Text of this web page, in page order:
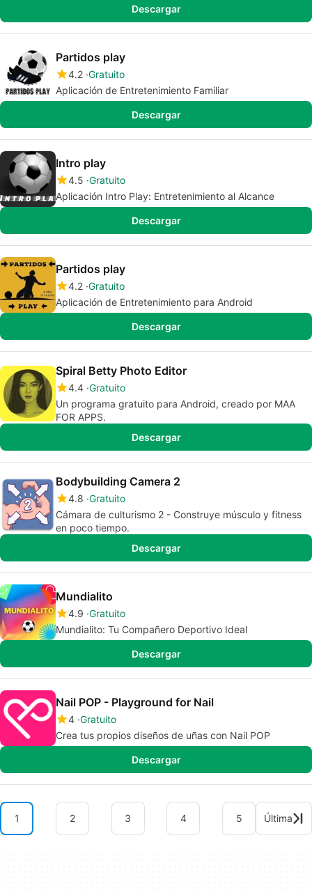
Descargar
Partidos play
4.2 Gratuito
Aplicación de Entretenimiento Familiar
Descargar
Intro play
4.5 Gratuito
Aplicación Intro Play: Entretenimiento al Alcance
Descargar
Partidos play
4.2 Gratuito
Aplicación de Entretenimiento para Android
Descargar
Spiral Betty Photo Editor
4.4 Gratuito
Un programa gratuito para Android, creado por MAA
FOR APPS.
Descargar
Bodybuilding Camera 2
4.8 Gratuito
Cámara de culturismo 2 - Construye músculo y fitness
en poco tiempo.
Descargar
Mundialito
4.9 Gratuito
Mundialito: Tu Compañero Deportivo Ideal
Descargar
Nail POP - Playground for Nail
4 Gratuito
Crea tus propios diseños de uñas con Nail POP
Descargar
1 2 3 4 5 Última